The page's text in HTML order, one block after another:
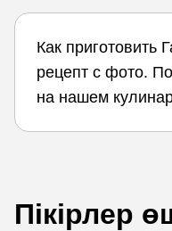
Как приготовить
рецепт с фото.
на нашем
Пікірлер